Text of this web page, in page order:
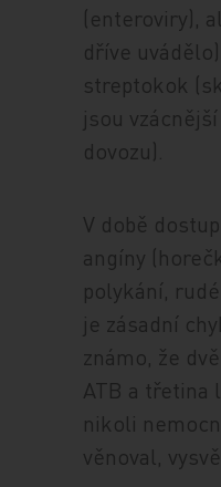
(enteroviry),
dříve
streptokok
jsou vzácnější
dovozu).
V době
angíny
polykání,
je zásadní
známo, že
ATB a třetina
nikoli
věnoval,